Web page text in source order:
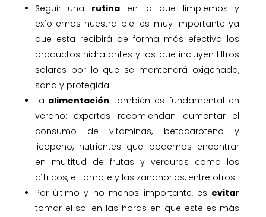
Seguir una rutina en la que limpiemos y
exfoliemos nuestra piel es muy importante ya
que esta recibirá de forma más efectiva los
productos hidratantes y los que incluyen filtros
solares por lo que se mantendrá oxigenada,
sana y protegida.
La alimentación también es fundamental en
verano: expertos recomiendan aumentar el
consumo de vitaminas, betacaroteno y
licopeno, nutrientes que podemos encontrar
en multitud de frutas y verduras como los
cítricos, el tomate y las zanahorias, entre otros.
Por último y no menos importante, es evitar
tomar el sol en las horas en que este es más